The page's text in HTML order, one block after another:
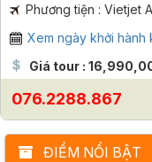
Phương tiện : Vietjet
Xem ngày khởi hành
Giá tour :
076.2288.867
ĐIỂM NỔI BẬT